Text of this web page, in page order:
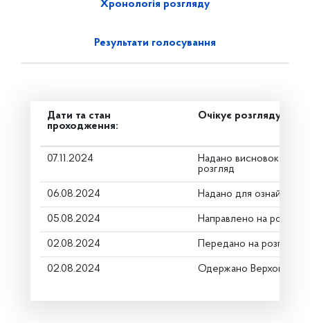
Хронологія розгляду
Результати голосування
Дати та стан
проходження:
Очікує розгляду
07.11.2024
Надано висновок
розгляд
06.08.2024 Надано для
05.08.2024 Направлено на розгляд
02.08.2024 Передано на розгляд
02.08.2024 Одержано Верховною